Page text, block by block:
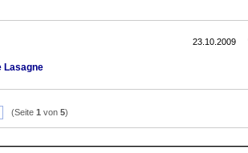
Lasagne
23.10.2009
(Seite 1 von 5)